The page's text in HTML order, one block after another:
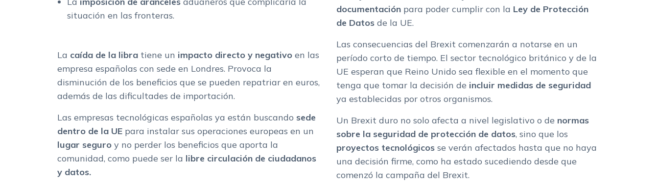
situación en las fronteras.
La caída de la libra tiene un impacto directo y negativo en las
empresa españolas con sede en Londres. Provoca la
disminución de los beneficios que se pueden repatriar en euros,
además de las dificultades de importación.
Las empresas tecnológicas españolas ya están buscando sede
dentro de la UE para instalar sus operaciones europeas en un
lugar seguro y no perder los beneficios que aporta la
comunidad, como puede ser la libre circulación de ciudadanos
y datos.
documentación para poder cumplir con la Ley de Protección
de Datos de la UE.
Las consecuencias del Brexit comenzarán a notarse en un
período corto de tiempo. El sector tecnológico británico y de la
UE esperan que Reino Unido sea flexible en el momento que
tenga que tomar la decisión de incluir medidas de seguridad
ya establecidas por otros organismos.
Un Brexit duro no solo afecta a nivel legislativo o de normas
sobre la seguridad de protección de datos, sino que los
proyectos tecnológicos se verán afectados hasta que no haya
una decisión firme, como ha estado sucediendo desde que
comenzó la campaña del Brexit.